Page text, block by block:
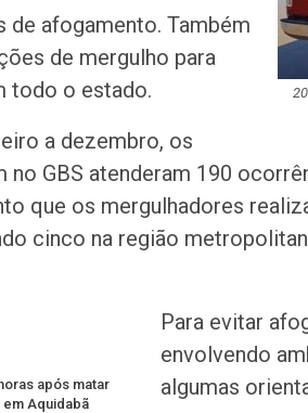
de afogamento. Também
de mergulho para
todo o estado.
a dezembro, os
no GBS atenderam 190
que os mergulhadores
cinco na região
após matar
Aquidabã
Para evitar
envolvendo
algumas